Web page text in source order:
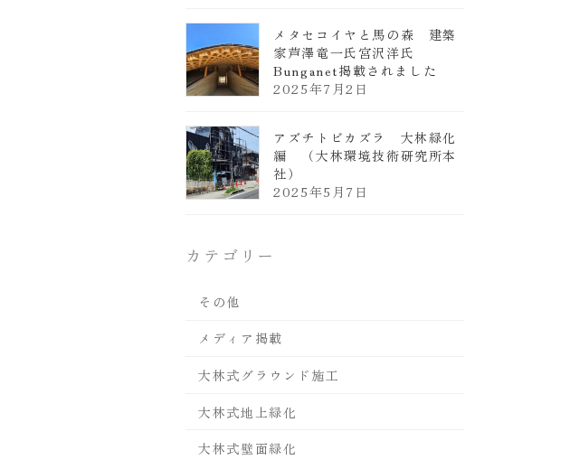
メタセコイヤと馬の森 建築
家芦澤竜一氏宮沢洋氏
Bunganet掲載されました
2025年7月2日
アズチトビカズラ 大林緑化
編 （大林環境技術研究所本
社）
2025年5月7日
カテゴリー
その他
メディア掲載
大林式グラウンド施工
大林式地上緑化
大林式壁面緑化